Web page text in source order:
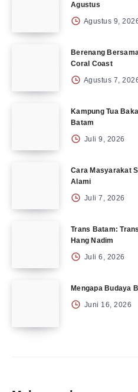
Agustus
Agustus 9,
Berenang
Coral Coast
Agustus 7,
Kampung Tua
Batam
Juli 9, 2026
Cara Masyarakat
Alami
Juli 7, 2026
Trans Batam:
Hang Nadim
Juli 6, 2026
Mengapa Budaya
Juni 16, 2026